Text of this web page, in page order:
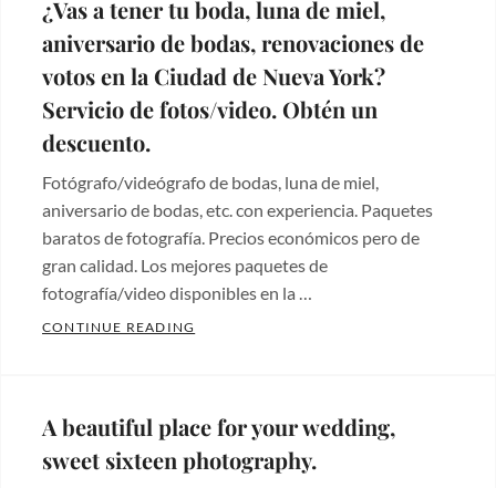
¿Vas a tener tu boda, luna de miel,
aniversario de bodas, renovaciones de
votos en la Ciudad de Nueva York?
Servicio de fotos/video. Obtén un
descuento.
Fotógrafo/videógrafo de bodas, luna de miel,
aniversario de bodas, etc. con experiencia. Paquetes
baratos de fotografía. Precios económicos pero de
gran calidad. Los mejores paquetes de
fotografía/video disponibles en la …
CONTINUE READING
de
bodas,
Wedding
A beautiful place for your wedding,
sweet sixteen photography.